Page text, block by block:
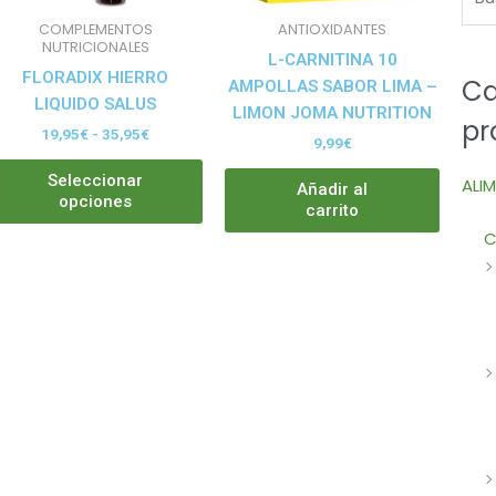
COMPLEMENTOS
NUTRICIONALES
FLORADIX HIERRO
LIQUIDO SALUS
19,95€ - 35,95€
Seleccionar
opciones
página
producto
ANTIOXIDANTES
L-CARNITINA 10
AMPOLLAS SABOR LIMA –
LIMON JOMA NUTRITION
9,99€
Añadir al
carrito